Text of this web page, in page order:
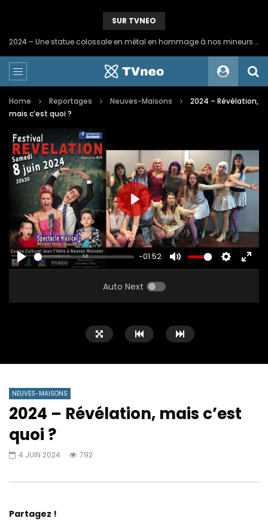
SUR TVNEO
2024 – Une statue colossale en métal en hommage à nos mineurs de fer
Home Reportages Neuves-Maisons
2024 – Révélation,
mais c’est quoi ?
PLAY
-01:52
MUTE SETTINGS
PLAY
Auto Next
NEUVES-MAISONS
2024 – Révélation, mais c’est
quoi ?
4 JUIN 2024 792
Partagez !